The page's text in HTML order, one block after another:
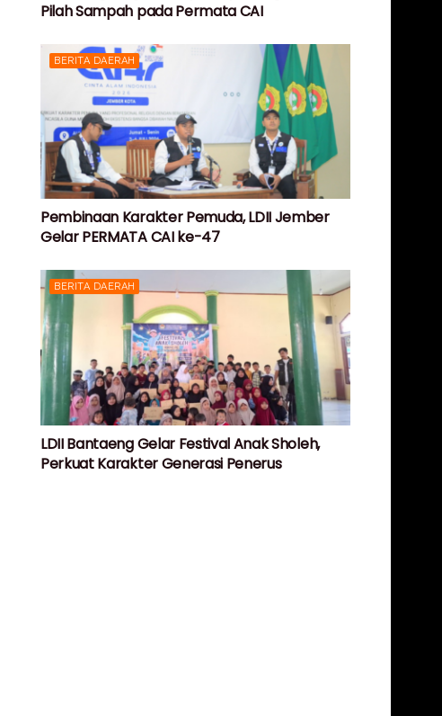
Pilah Sampah pada Permata CAI
BERITA DAERAH
Pembinaan Karakter Pemuda, LDII Jember
Gelar PERMATA CAI ke-47
BERITA DAERAH
LDII Bantaeng Gelar Festival Anak Sholeh,
Perkuat Karakter Generasi Penerus